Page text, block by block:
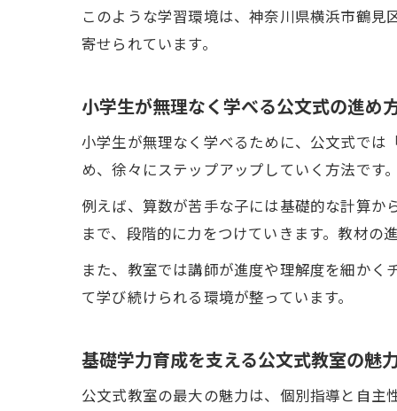
このような学習環境は、神奈川県横浜市鶴
寄せられています。
小学生が無理なく学べる公文式の進め
小学生が無理なく学べるために、公文式では
め、徐々にステップアップしていく方法です
例えば、算数が苦手な子には基礎的な計算か
まで、段階的に力をつけていきます。教材の
また、教室では講師が進度や理解度を細か
て学び続けられる環境が整っています。
基礎学力育成を支える公文式教室の魅
公文式教室の最大の魅力は、個別指導と自主